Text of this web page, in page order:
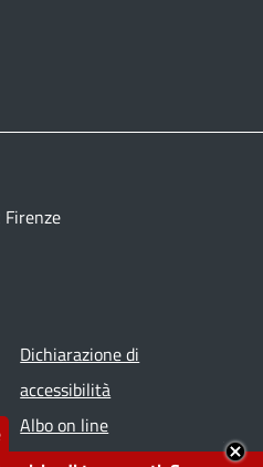
Dichiarazione di
accessibilità
Albo on line
Redazione web